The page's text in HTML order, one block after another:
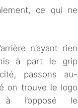
ce qui ne
n’ayant rien
à part le grip
passons au-
on trouve le logo
l’opposé le